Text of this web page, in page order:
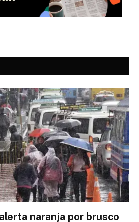
naranja por brusco